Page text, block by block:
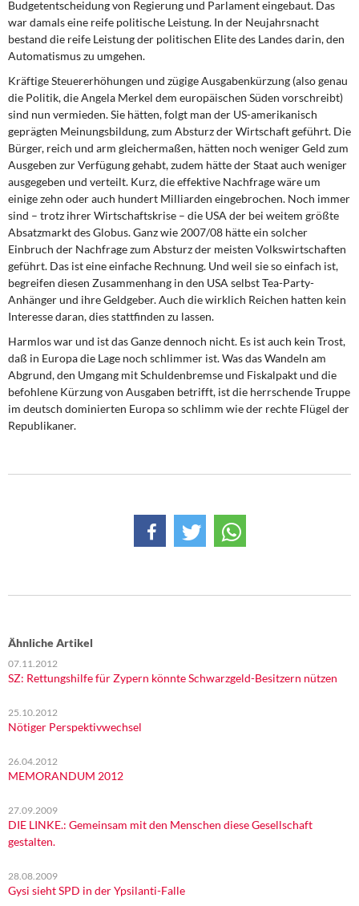
Über mich
Budgetentscheidung von Regierung und Parlament eingebaut. Das
war damals eine reife politische Leistung. In der Neujahrsnacht
bestand die reife Leistung der politischen Elite des Landes darin, den
Automatismus zu umgehen.
Kräftige Steuererhöhungen und zügige Ausgabenkürzung (also genau
die Politik, die Angela Merkel dem europäischen Süden vorschreibt)
sind nun vermieden. Sie hätten, folgt man der US-amerikanisch
geprägten Meinungsbildung, zum Absturz der Wirtschaft geführt. Die
Bürger, reich und arm gleichermaßen, hätten noch weniger Geld zum
Ausgeben zur Verfügung gehabt, zudem hätte der Staat auch weniger
ausgegeben und verteilt. Kurz, die effektive Nachfrage wäre um
einige zehn oder auch hundert Milliarden eingebrochen. Noch immer
sind – trotz ihrer Wirtschaftskrise – die USA der bei weitem größte
Absatzmarkt des Globus. Ganz wie 2007/08 hätte ein solcher
Einbruch der Nachfrage zum Absturz der meisten Volkswirtschaften
geführt. Das ist eine einfache Rechnung. Und weil sie so einfach ist,
begreifen diesen Zusammenhang in den USA selbst Tea-Party-
Anhänger und ihre Geldgeber. Auch die wirklich Reichen hatten kein
Interesse daran, dies stattfinden zu lassen.
Harmlos war und ist das Ganze dennoch nicht. Es ist auch kein Trost,
daß in Europa die Lage noch schlimmer ist. Was das Wandeln am
Abgrund, den Umgang mit Schuldenbremse und Fiskalpakt und die
befohlene Kürzung von Ausgaben betrifft, ist die herrschende Truppe
im deutsch dominierten Europa so schlimm wie der rechte Flügel der
Republikaner.
Ähnliche Artikel
07.11.2012
SZ: Rettungshilfe für Zypern könnte Schwarzgeld-Besitzern nützen
25.10.2012
Nötiger Perspektivwechsel
26.04.2012
MEMORANDUM 2012
27.09.2009
DIE LINKE.: Gemeinsam mit den Menschen diese Gesellschaft
gestalten.
28.08.2009
Gysi sieht SPD in der Ypsilanti-Falle